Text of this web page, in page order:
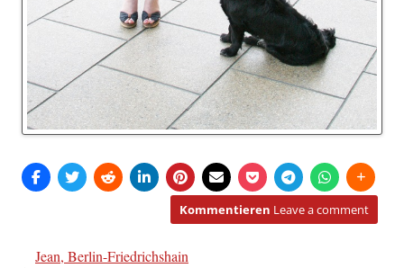
Kommentieren Leave a comment
Beitragsnavigation
Jean, Berlin-Friedrichshain